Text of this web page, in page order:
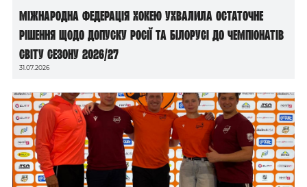
Міжнародна федерація хокею ухвалила остаточне
рішення щодо допуску росії та білорусі до чемпіонатів
світу сезону 2026/27
31.07.2026